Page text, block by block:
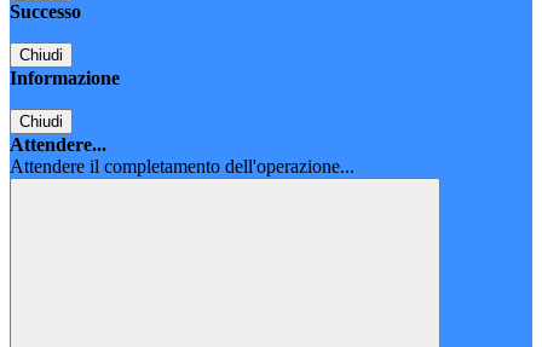
Successo
Chiudi
Informazione
Chiudi
Attendere...
Attendere il completamento dell'operazione...